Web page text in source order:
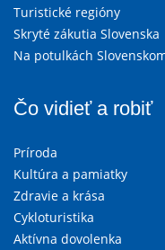
Turistické regióny
Skryté zákutia Slovenska
Na potulkách
Čo vidieť a robiť
Príroda
Kultúra a pamiatky
Zdravie a krása
Cykloturistika
Aktívna dovolenka